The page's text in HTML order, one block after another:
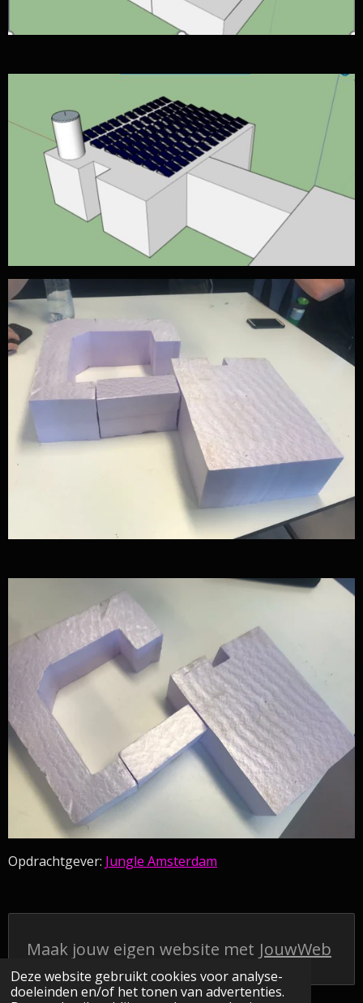
Deze website gebruikt cookies voor analyse-
doeleinden en/of het tonen van advertenties.
Opdrachtgever: Jungle Amsterdam
Maak jouw eigen website met JouwWeb